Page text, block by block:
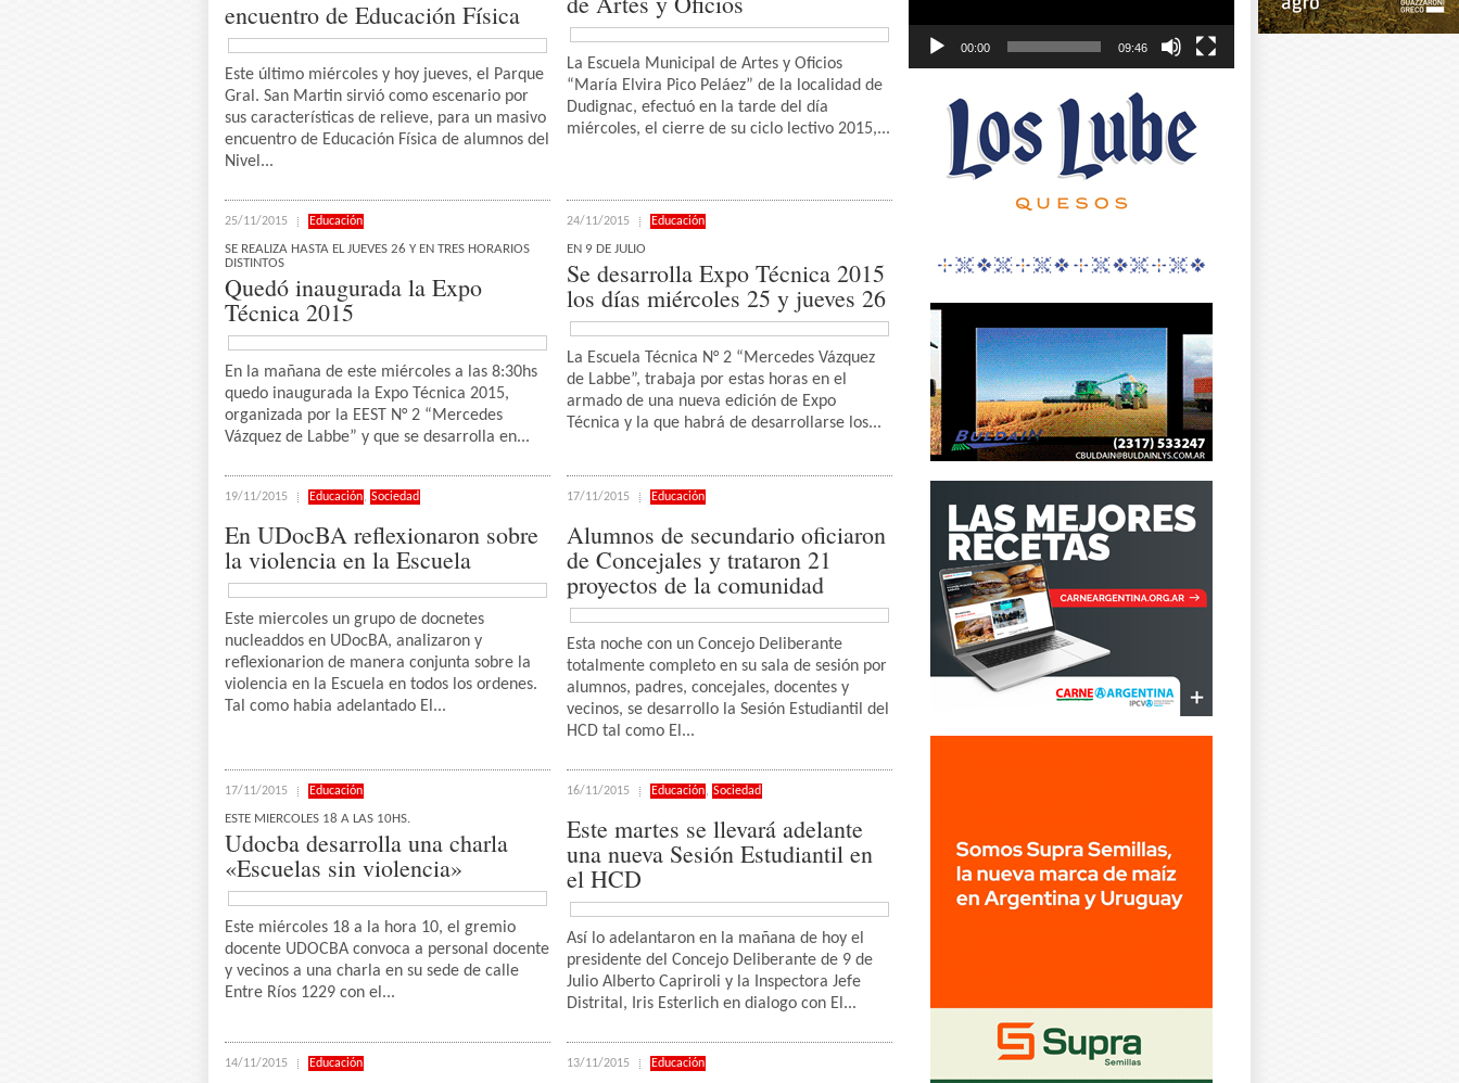
encuentro de Educación Física
Este último miércoles y hoy jueves, el Parque
Gral. San Martin sirvió como escenario por
sus características de relieve, para un masivo
encuentro de Educación Física de alumnos del
Nivel...
La Escuela Municipal de Artes y Oficios
“María Elvira Pico Peláez” de la localidad de
Dudignac, efectuó en la tarde del día
miércoles, el cierre de su ciclo lectivo 2015,...
25/11/2015 Educación
SE REALIZA HASTA EL JUEVES 26 Y EN TRES HORARIOS
DISTINTOS
Quedó inaugurada la Expo
Técnica 2015
En la mañana de este miércoles a las 8:30hs
quedo inaugurada la Expo Técnica 2015,
organizada por la EEST N° 2 “Mercedes
Vázquez de Labbe” y que se desarrolla en...
24/11/2015 Educación
EN 9 DE JULIO
Se desarrolla Expo Técnica 2015
los días miércoles 25 y jueves 26
La Escuela Técnica N° 2 “Mercedes Vázquez
de Labbe”, trabaja por estas horas en el
armado de una nueva edición de Expo
Técnica y la que habrá de desarrollarse los...
19/11/2015 Educación, Sociedad
En UDocBA reflexionaron sobre
la violencia en la Escuela
Este miercoles un grupo de docnetes
nucleaddos en UDocBA, analizaron y
reflexionarion de manera conjunta sobre la
violencia en la Escuela en todos los ordenes.
Tal como habia adelantado El...
17/11/2015 Educación
Alumnos de secundario oficiaron
de Concejales y trataron 21
proyectos de la comunidad
Esta noche con un Concejo Deliberante
totalmente completo en su sala de sesión por
alumnos, padres, concejales, docentes y
vecinos, se desarrollo la Sesión Estudiantil del
HCD tal como El...
17/11/2015 Educación
ESTE MIERCOLES 18 A LAS 10HS.
Udocba desarrolla una charla
«Escuelas sin violencia»
Este miércoles 18 a la hora 10, el gremio
docente UDOCBA convoca a personal docente
y vecinos a una charla en su sede de calle
Entre Ríos 1229 con el...
16/11/2015 Educación, Sociedad
Este martes se llevará adelante
una nueva Sesión Estudiantil en
el HCD
Así lo adelantaron en la mañana de hoy el
presidente del Concejo Deliberante de 9 de
Julio Alberto Capriroli y la Inspectora Jefe
Distrital, Iris Esterlich en dialogo con El...
14/11/2015 Educación 13/11/2015 Educación
00:00 09:46